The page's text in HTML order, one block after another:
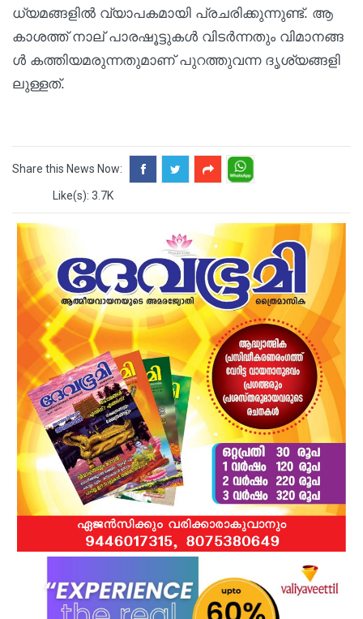
ധ്യ​മ​ങ്ങ​ളി​ൽ വ്യാ​പ​ക​മാ​യി പ്ര​ച​രി​ക്കു​ന്നു​ണ്ട്. ആ​
കാ​ശ​ത്ത് നാ​ല് പാ​ര​ഷൂ​ട്ടു​ക​ൾ വി​ട​ർ​ന്ന​തും വി​മാ​ന​ങ്ങ​
ൾ ക​ത്തി​യ​മ​രു​ന്ന​തു​മാ​ണ് പു​റ​ത്തു​വ​ന്ന ദൃ​ശ്യ​ങ്ങ​ളി​
ലു​ള്ള​ത്.
Share this News Now:
Like(s): 3.7K